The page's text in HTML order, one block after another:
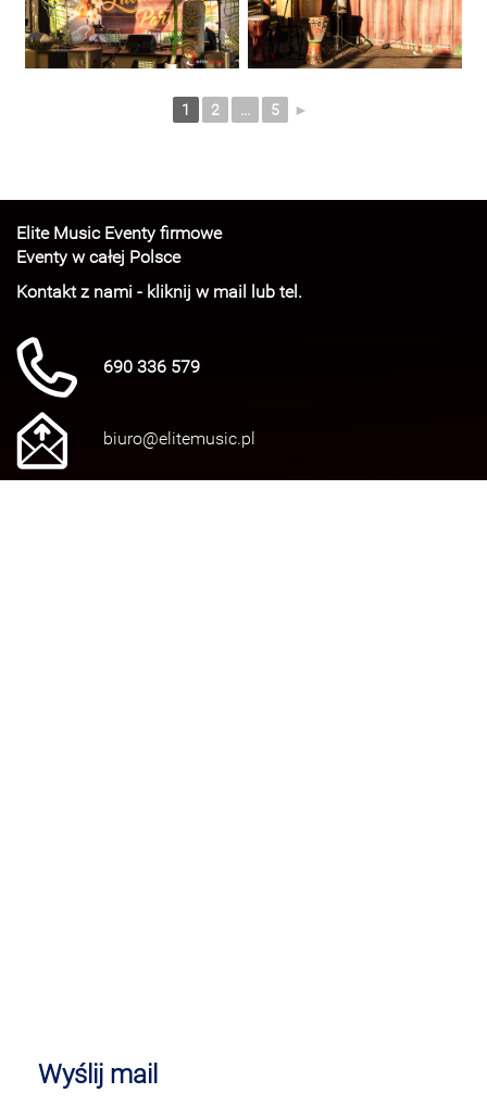
1 2 ... 5 ►
Elite Music Eventy firmowe
Eventy w całej Polsce
Kontakt z nami - kliknij w mail lub tel.
690 336 579
biuro@elitemusic.pl
Wyślij mail